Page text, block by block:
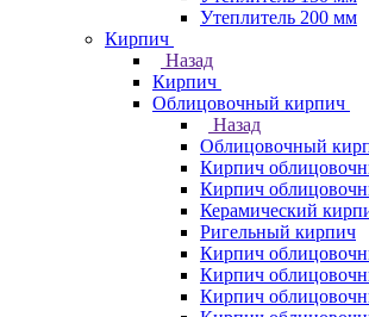
Утеплитель 200 мм
Кирпич
Назад
Кирпич
Облицовочный кирпич
Назад
Облицовочный
Кирпич
Кирпич
Керамический
Ригельный кирпич
Кирпич
Кирпич
Кирпич